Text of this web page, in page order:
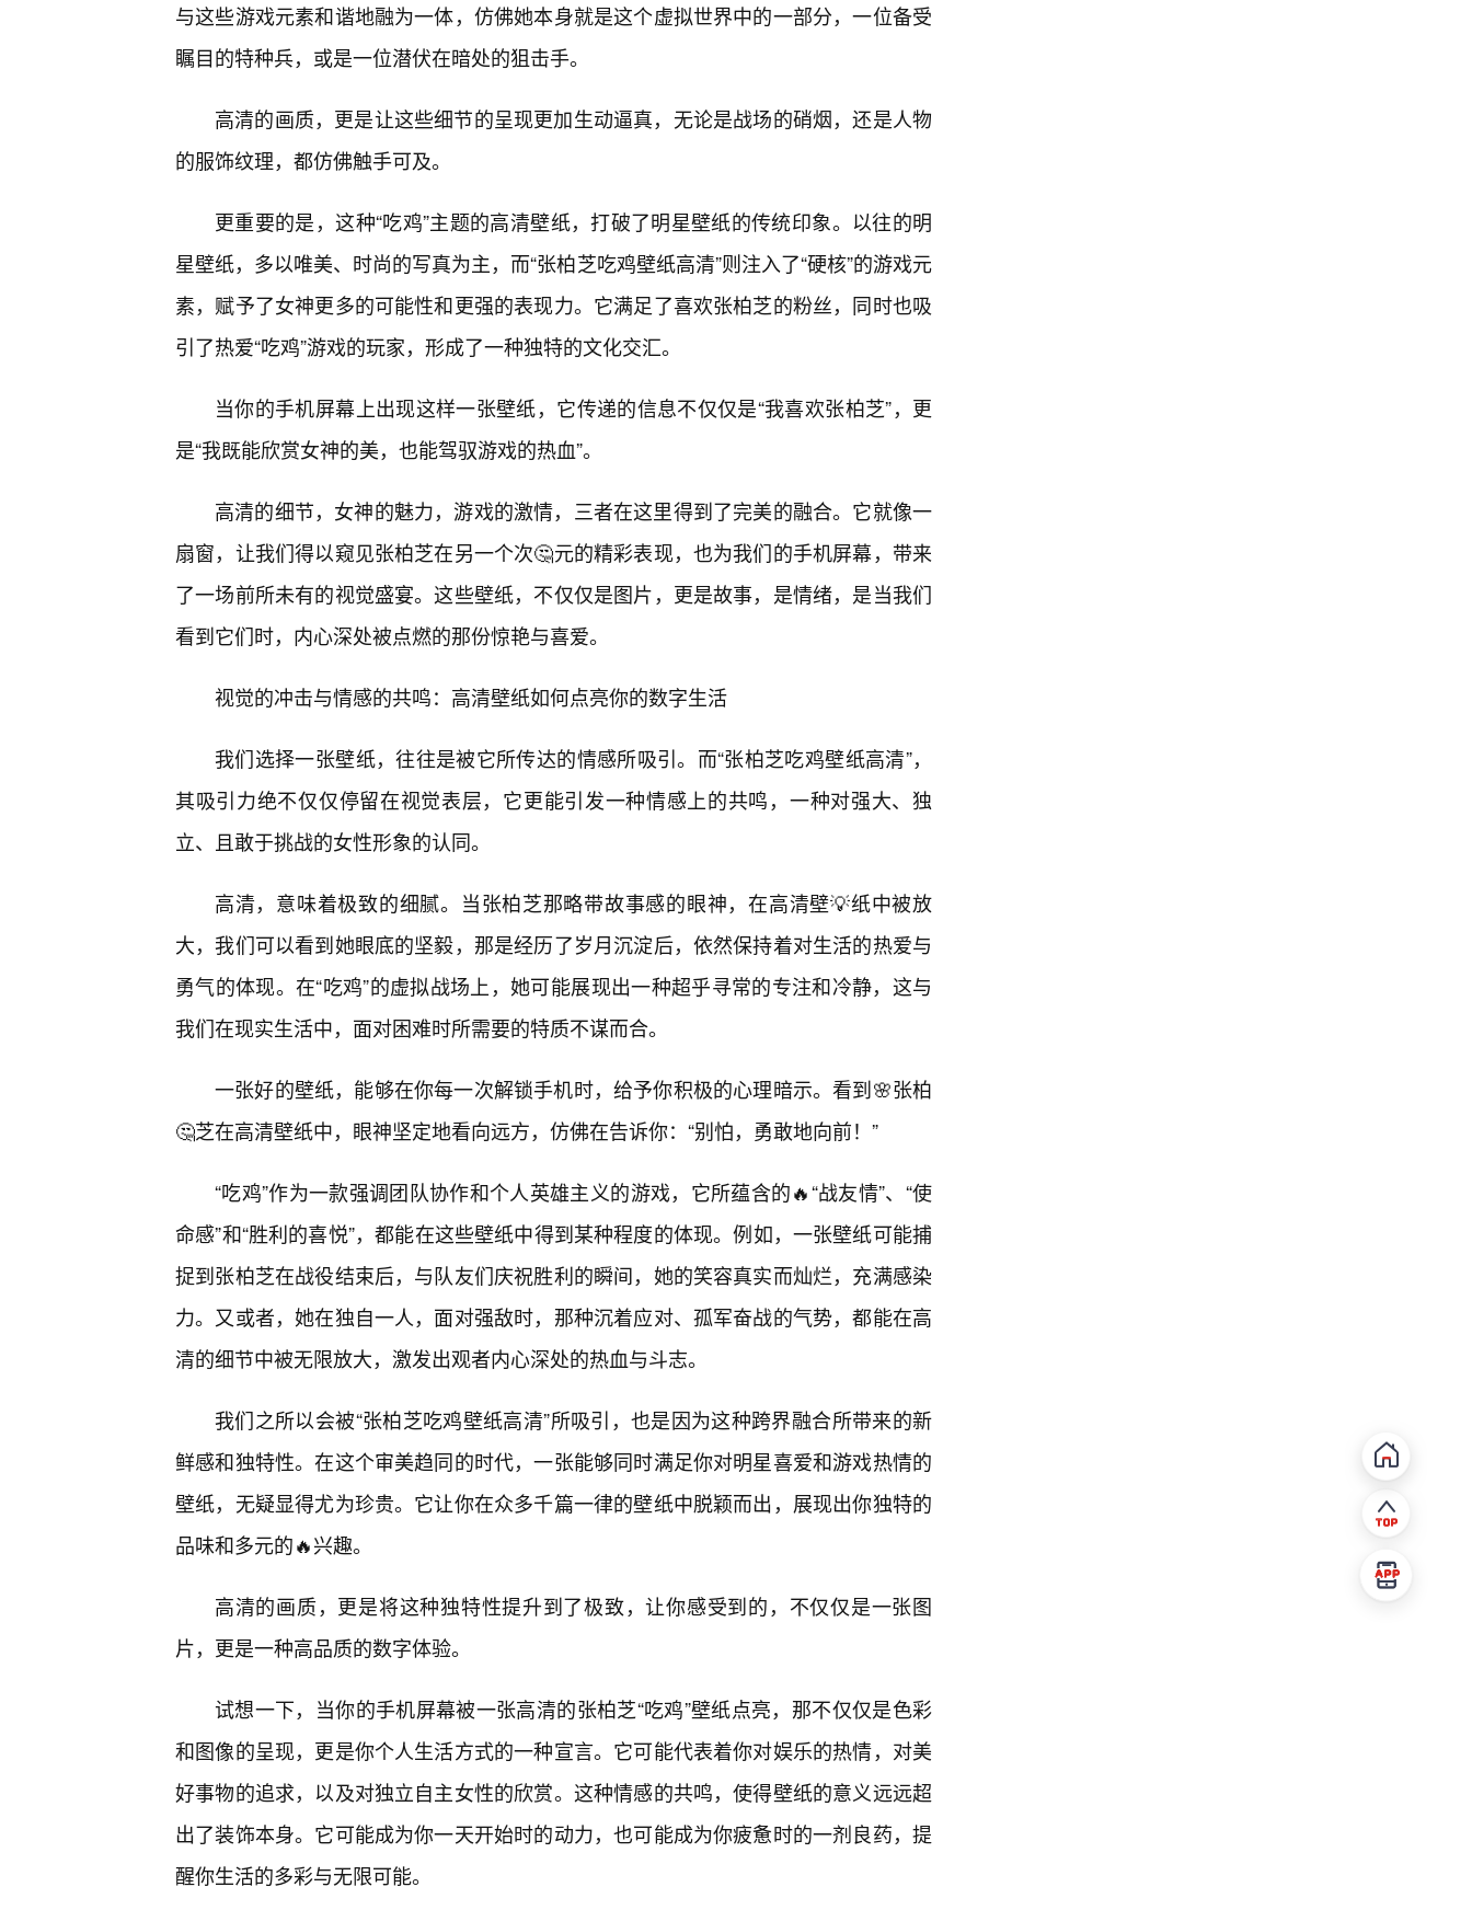
与这些游戏元素和谐地融为一体，仿佛她本身就是这个虚拟世界中的一部分，一位备受
瞩目的特种兵，或是一位潜伏在暗处的狙击手。
高清的画质，更是让这些细节的呈现更加生动逼真，无论是战场的硝烟，还是人物
的服饰纹理，都仿佛触手可及。
更重要的是，这种“吃鸡”主题的高清壁纸，打破了明星壁纸的传统印象。以往的明
星壁纸，多以唯美、时尚的写真为主，而“张柏芝吃鸡壁纸高清”则注入了“硬核”的游戏元
素，赋予了女神更多的可能性和更强的表现力。它满足了喜欢张柏芝的粉丝，同时也吸
引了热爱“吃鸡”游戏的玩家，形成了一种独特的文化交汇。
当你的手机屏幕上出现这样一张壁纸，它传递的信息不仅仅是“我喜欢张柏芝”，更
是“我既能欣赏女神的美，也能驾驭游戏的热血”。
高清的细节，女神的魅力，游戏的激情，三者在这里得到了完美的融合。它就像一
扇窗，让我们得以窥见张柏芝在另一个次🤔元的精彩表现，也为我们的手机屏幕，带来
了一场前所未有的视觉盛宴。这些壁纸，不仅仅是图片，更是故事，是情绪，是当我们
看到它们时，内心深处被点燃的那份惊艳与喜爱。
视觉的冲击与情感的共鸣：高清壁纸如何点亮你的数字生活
我们选择一张壁纸，往往是被它所传达的情感所吸引。而“张柏芝吃鸡壁纸高清”，
其吸引力绝不仅仅停留在视觉表层，它更能引发一种情感上的共鸣，一种对强大、独
立、且敢于挑战的女性形象的认同。
高清，意味着极致的细腻。当张柏芝那略带故事感的眼神，在高清壁💡纸中被放
大，我们可以看到她眼底的坚毅，那是经历了岁月沉淀后，依然保持着对生活的热爱与
勇气的体现。在“吃鸡”的虚拟战场上，她可能展现出一种超乎寻常的专注和冷静，这与
我们在现实生活中，面对困难时所需要的特质不谋而合。
一张好的壁纸，能够在你每一次解锁手机时，给予你积极的心理暗示。看到🌸张柏
🤔芝在高清壁纸中，眼神坚定地看向远方，仿佛在告诉你：“别怕，勇敢地向前！”
“吃鸡”作为一款强调团队协作和个人英雄主义的游戏，它所蕴含的🔥“战友情”、“使
命感”和“胜利的喜悦”，都能在这些壁纸中得到某种程度的体现。例如，一张壁纸可能捕
捉到张柏芝在战役结束后，与队友们庆祝胜利的瞬间，她的笑容真实而灿烂，充满感染
力。又或者，她在独自一人，面对强敌时，那种沉着应对、孤军奋战的气势，都能在高
清的细节中被无限放大，激发出观者内心深处的热血与斗志。
我们之所以会被“张柏芝吃鸡壁纸高清”所吸引，也是因为这种跨界融合所带来的新
鲜感和独特性。在这个审美趋同的时代，一张能够同时满足你对明星喜爱和游戏热情的
壁纸，无疑显得尤为珍贵。它让你在众多千篇一律的壁纸中脱颖而出，展现出你独特的
品味和多元的🔥兴趣。
高清的画质，更是将这种独特性提升到了极致，让你感受到的，不仅仅是一张图
片，更是一种高品质的数字体验。
试想一下，当你的手机屏幕被一张高清的张柏芝“吃鸡”壁纸点亮，那不仅仅是色彩
和图像的呈现，更是你个人生活方式的一种宣言。它可能代表着你对娱乐的热情，对美
好事物的追求，以及对独立自主女性的欣赏。这种情感的共鸣，使得壁纸的意义远远超
出了装饰本身。它可能成为你一天开始时的动力，也可能成为你疲惫时的一剂良药，提
醒你生活的多彩与无限可能。